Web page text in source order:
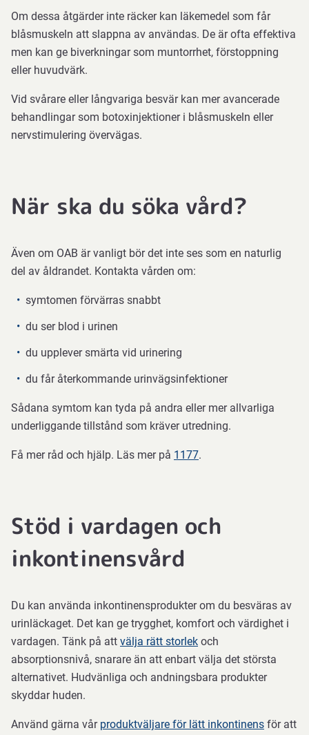
Om dessa åtgärder inte räcker kan läkemedel som får
blåsmuskeln att slappna av användas. De är ofta effektiva
men kan ge biverkningar som muntorrhet, förstoppning
eller huvudvärk.
Vid svårare eller långvariga besvär kan mer avancerade
behandlingar som botoxinjektioner i blåsmuskeln eller
nervstimulering övervägas.
När ska du söka vård?
Även om OAB är vanligt bör det inte ses som en naturlig
del av åldrandet. Kontakta vården om:
symtomen förvärras snabbt
du ser blod i urinen
du upplever smärta vid urinering
du får återkommande urinvägsinfektioner
Sådana symtom kan tyda på andra eller mer allvarliga
underliggande tillstånd som kräver utredning.
Få mer råd och hjälp. Läs mer på 1177.
Stöd i vardagen och
inkontinensvård
Du kan använda inkontinensprodukter om du besväras av
urinläckaget. Det kan ge trygghet, komfort och värdighet i
vardagen. Tänk på att välja rätt storlek och
absorptionsnivå, snarare än att enbart välja det största
alternativet. Hudvänliga och andningsbara produkter
skyddar huden.
Använd gärna vår produktväljare för lätt inkontinens för att
eller
nervstimulering
övervägas.
ska
du
söka
om
vanligt
bör
ses
naturlig
åldrandet.
Kontakta
symtomen
förvärras
du
ser
blod
urinen